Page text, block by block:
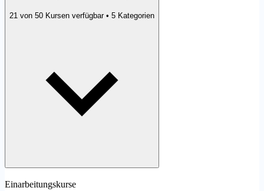
21 von 50 Kursen verfügbar • 5 Kategorien
Einarbeitungskurse